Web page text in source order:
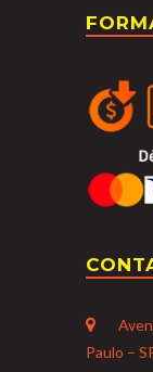
Paulo –